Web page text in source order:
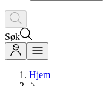
Søk
Hjem